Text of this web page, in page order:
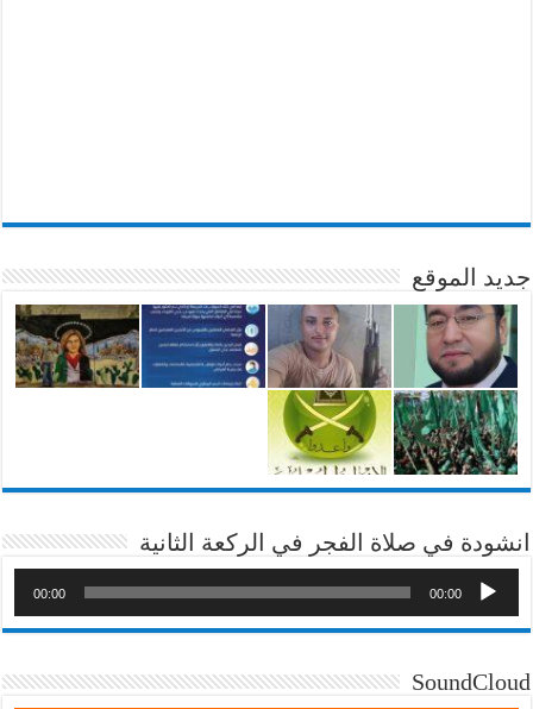
جديد الموقع
انشودة في صلاة الفجر في الركعة الثانية
00:00
00:00
SoundCloud